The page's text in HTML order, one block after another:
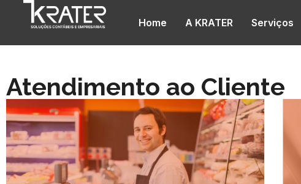
Home A KRATER Serviços
Atendimento ao Cliente